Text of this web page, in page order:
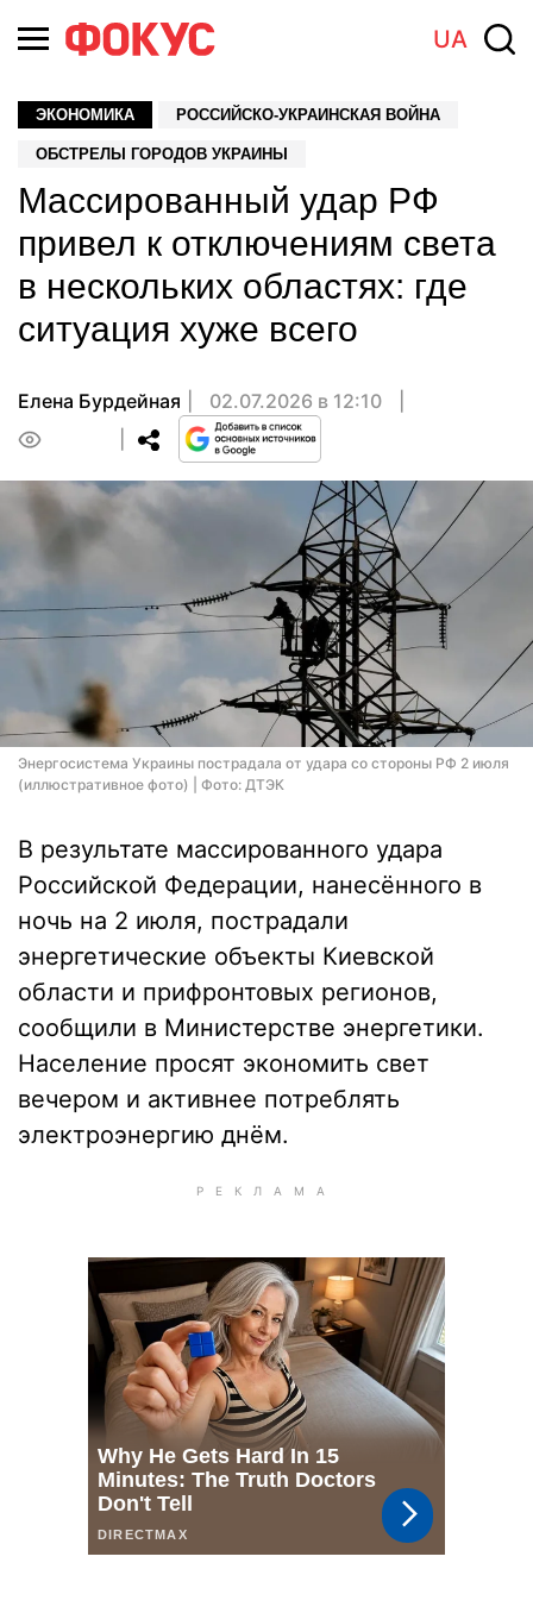
UA
ЭКОНОМИКА РОССИЙСКО-УКРАИНСКАЯ ВОЙНА
ОБСТРЕЛЫ ГОРОДОВ УКРАИНЫ
Массированный удар РФ
привел к отключениям света
в нескольких областях: где
ситуация хуже всего
Елена Бурдейная
02.07.2026 в 12:10
Энергосистема Украины пострадала от удара со стороны РФ 2 июля
(иллюстративное фото) | Фото: ДТЭК
В результате массированного удара
Российской Федерации, нанесённого в
ночь на 2 июля, пострадали
энергетические объекты Киевской
области и прифронтовых регионов,
сообщили в Министерстве энергетики.
Население просят экономить свет
вечером и активнее потреблять
электроэнергию днём.